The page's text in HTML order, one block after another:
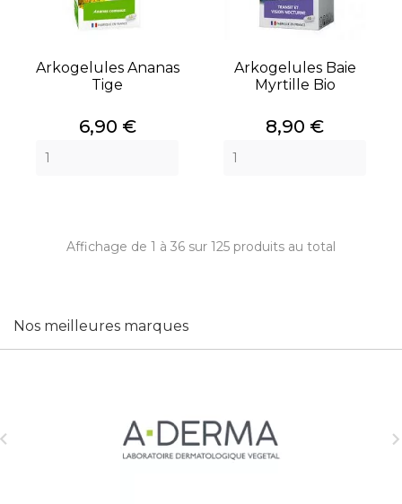
Arkogelules Ananas
Tige
Prix
6,90 €
Arkogelules Baie
Myrtille Bio
Prix
8,90 €
Affichage de 1 à 36 sur 125 produits au total
Nos meilleures marques